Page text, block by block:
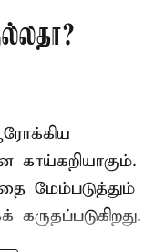
மேம்படுத்தும்